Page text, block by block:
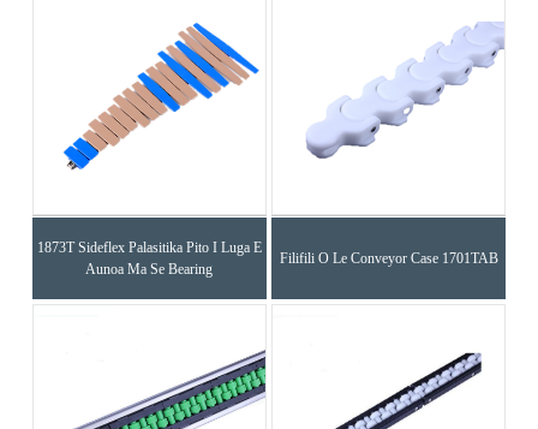
1873T Sideflex Palasitika Pito I Luga E
Aunoa Ma Se Bearing
Filifili O Le Conveyor Case 1701TAB